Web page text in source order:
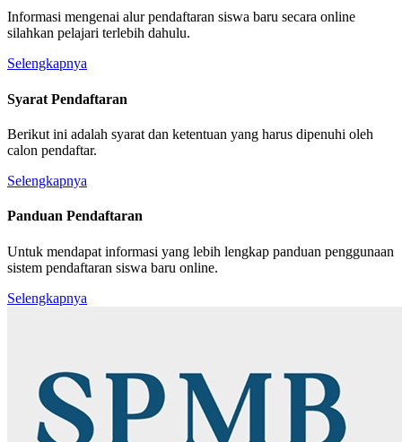
Informasi mengenai alur pendaftaran siswa baru secara online
silahkan pelajari terlebih dahulu.
Selengkapnya
Syarat Pendaftaran
Berikut ini adalah syarat dan ketentuan yang harus dipenuhi oleh
calon pendaftar.
Selengkapnya
Panduan Pendaftaran
Untuk mendapat informasi yang lebih lengkap panduan penggunaan
sistem pendaftaran siswa baru online.
Selengkapnya